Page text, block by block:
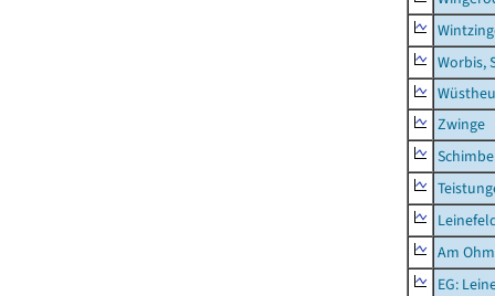
Worbis,
Zwinge
Am
EG: